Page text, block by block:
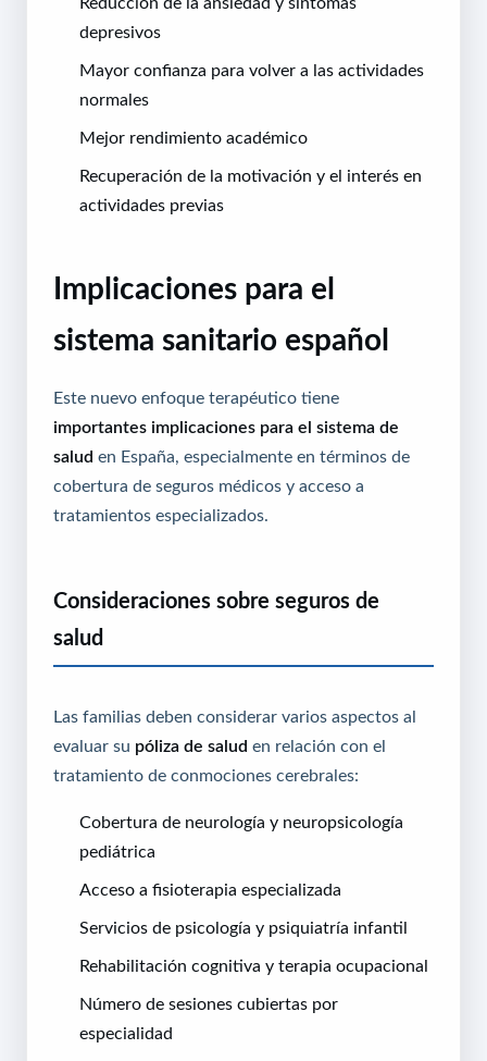
depresivos
Mayor confianza para volver a las actividades
normales
Mejor rendimiento académico
Recuperación de la motivación y el interés en
actividades previas
Implicaciones para el
sistema sanitario español
Este nuevo enfoque terapéutico tiene
importantes implicaciones para el sistema de
salud en España, especialmente en términos de
cobertura de seguros médicos y acceso a
tratamientos especializados.
Consideraciones sobre seguros de
salud
Las familias deben considerar varios aspectos al
evaluar su póliza de salud en relación con el
tratamiento de conmociones cerebrales:
Cobertura de neurología y neuropsicología
pediátrica
Acceso a fisioterapia especializada
Servicios de psicología y psiquiatría infantil
Rehabilitación cognitiva y terapia ocupacional
Número de sesiones cubiertas por
especialidad